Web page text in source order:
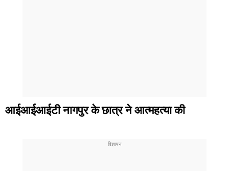
आईआईआईटी नागपुर के छात्र ने आत्महत्या की